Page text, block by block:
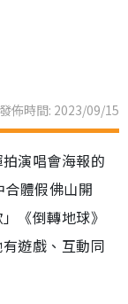
發佈時間: 2023/09/15
演唱會海報的
體假佛山開
《倒轉地球》
遊戲、互動同